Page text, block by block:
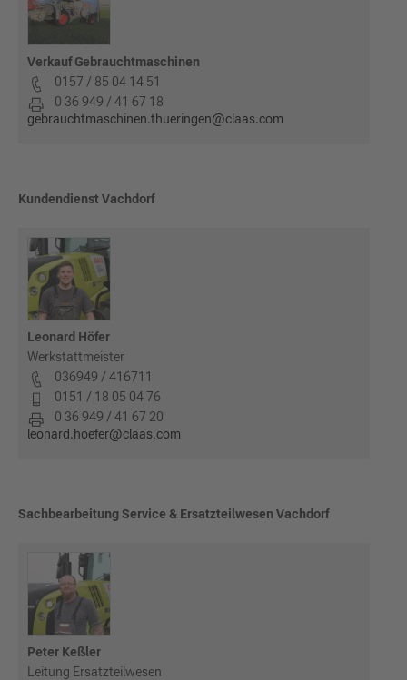
Verkauf Gebrauchtmaschinen
0157 / 85 04 14 51
0 36 949 / 41 67 18
gebrauchtmaschinen.thueringen@claas.com
Kundendienst Vachdorf
Leonard Höfer
Werkstattmeister
036949 / 416711
0151 / 18 05 04 76
0 36 949 / 41 67 20
leonard.hoefer@claas.com
Sachbearbeitung Service & Ersatzteilwesen Vachdorf
Peter Keßler
Leitung Ersatzteilwesen